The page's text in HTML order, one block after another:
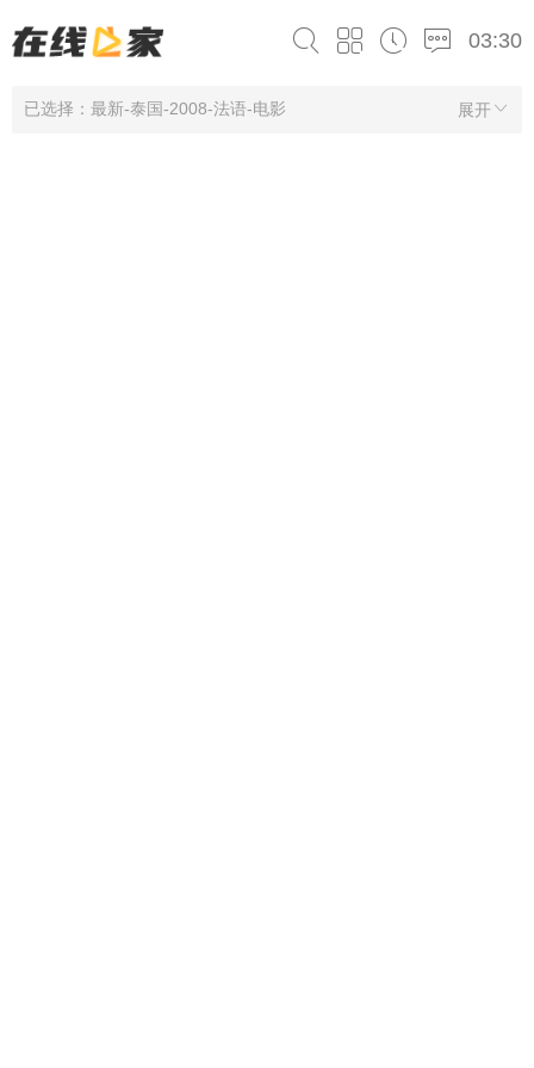
03:30
展开
已选择：最新-泰国-2008-法语-电影